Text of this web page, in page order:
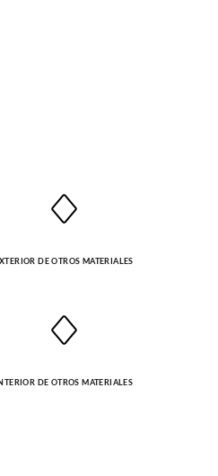
DE OTROS MATERIALES
DE OTROS MATERIALES